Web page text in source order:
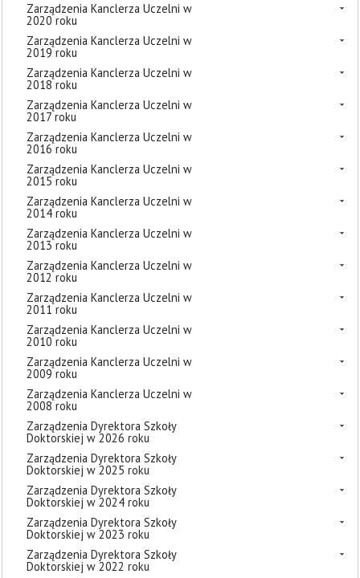
Zarządzenia Kanclerza Uczelni w
2020 roku
Zarządzenia Kanclerza Uczelni w
2019 roku
Zarządzenia Kanclerza Uczelni w
2018 roku
Zarządzenia Kanclerza Uczelni w
2017 roku
Zarządzenia Kanclerza Uczelni w
2016 roku
Zarządzenia Kanclerza Uczelni w
2015 roku
Zarządzenia Kanclerza Uczelni w
2014 roku
Zarządzenia Kanclerza Uczelni w
2013 roku
Zarządzenia Kanclerza Uczelni w
2012 roku
Zarządzenia Kanclerza Uczelni w
2011 roku
Zarządzenia Kanclerza Uczelni w
2010 roku
Zarządzenia Kanclerza Uczelni w
2009 roku
Zarządzenia Kanclerza Uczelni w
2008 roku
Zarządzenia Dyrektora Szkoły
Doktorskiej w 2026 roku
Zarządzenia Dyrektora Szkoły
Doktorskiej w 2025 roku
Zarządzenia Dyrektora Szkoły
Doktorskiej w 2024 roku
Zarządzenia Dyrektora Szkoły
Doktorskiej w 2023 roku
Zarządzenia Dyrektora Szkoły
Doktorskiej w 2022 roku